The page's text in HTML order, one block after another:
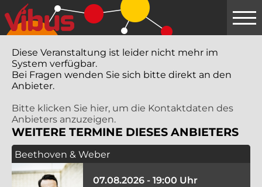
Springe
zum
Hauptinhalt
Diese Veranstaltung ist leider nicht mehr im
System verfügbar.
Bei Fragen wenden Sie sich bitte direkt an den
Anbieter.
Bitte klicken Sie hier, um die Kontaktdaten des
Anbieters anzuzeigen.
WEITERE TERMINE DIESES ANBIETERS
Beethoven & Weber
07.08.2026 - 19:00 Uhr